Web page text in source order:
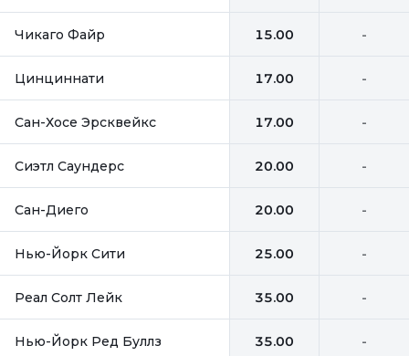
Чикаго Файр 15.00 -
Цинциннати 17.00 -
Сан-Хосе Эрсквейкс 17.00 -
Сиэтл Саундерс 20.00 -
Сан-Диего 20.00 -
Нью-Йорк Сити 25.00 -
Реал Солт Лейк 35.00 -
Нью-Йорк Ред Буллз 35.00 -